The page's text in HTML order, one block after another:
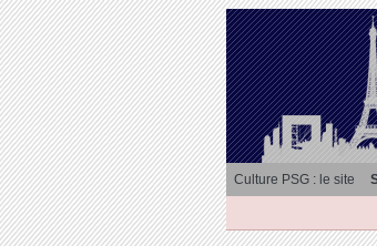
Culture PSG : le site